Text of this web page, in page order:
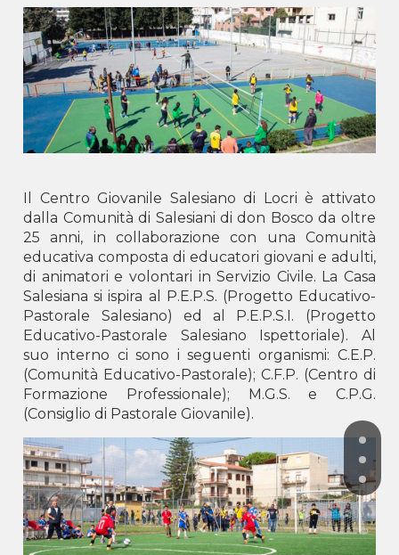
TIRANA -San Giovanni Bosco
Kosovo
GJILAN -Don Bosko
PRISTINA -Don Bosko
Montenegro
Il Centro Giovanile Salesiano di Locri è attivato
dalla Comunità di Salesiani di don Bosco da oltre
25 anni, in collaborazione con una Comunità
educativa composta di educatori giovani e adulti,
di animatori e volontari in Servizio Civile. La Casa
Salesiana si ispira al P.E.P.S. (Progetto Educativo-
Pastorale Salesiano) ed al P.E.P.S.I. (Progetto
Educativo-Pastorale Salesiano Ispettoriale). Al
suo interno ci sono i seguenti organismi: C.E.P.
(Comunità Educativo-Pastorale); C.F.P. (Centro di
Formazione Professionale); M.G.S. e C.P.G.
(Consiglio di Pastorale Giovanile).